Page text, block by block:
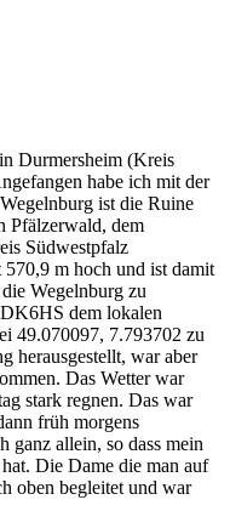
Durmersheim (Kreis
habe ich mit der
ist die Ruine
Pfälzerwald, dem
Südwestpfalz
m hoch und ist damit
Wegelnburg zu
dem lokalen
49.070097, 7.793702 zu
herausgestellt, war aber
Das Wetter war
stark regnen. Das war
früh morgens
ganz allein, so dass mein
Die Dame die man auf
oben begleitet und war